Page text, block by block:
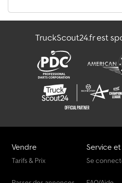
Claas Volto 900
Claas Véhicule De Chargement
TruckScout24.fr est
Vendre
Tarifs & Prix
Service
Se